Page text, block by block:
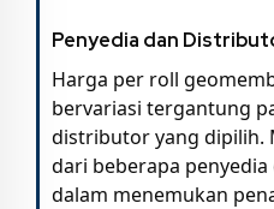
Penyedia dan
Harga per roll
bervariasi tergantung
distributor yang dipilih.
dari beberapa
dalam menemukan